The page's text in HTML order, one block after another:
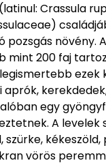
(latinul: Crassula
pozsgás növény.
mint 200 faj
ezek
egy
A levelek
szürke,
vörös